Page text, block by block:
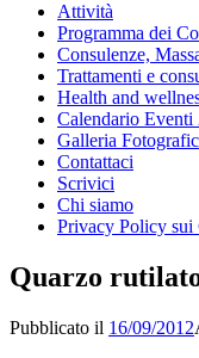
Attività
Programma dei
Consulenze,
Trattamenti e
Health and
Calendario Eventi
Galleria
Contattaci
Scrivici
Chi siamo
Privacy Policy sui
Quarzo
Pubblicato il 16/09/2012